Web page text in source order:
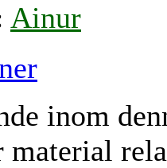
Ainur
inom
material